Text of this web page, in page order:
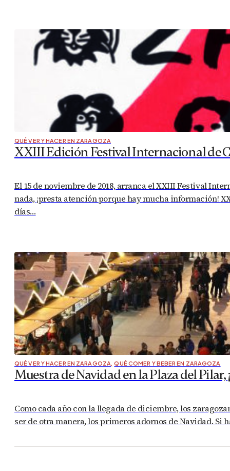
QUÉ VER Y HACER EN ZARAGOZA
XXIII Edición Festival Internacional de
El 15 de noviembre de 2018, arranca el XXIII Festival
nada, ¡presta atención porque hay mucha información!
días…
QUÉ VER Y HACER EN ZARAGOZA, QUÉ COMER Y BEBER EN ZARAGOZA
Muestra de Navidad en la Plaza del Pilar,
Como cada año con la llegada de diciembre, los
ser de otra manera, los primeros adornos de Navidad. Si